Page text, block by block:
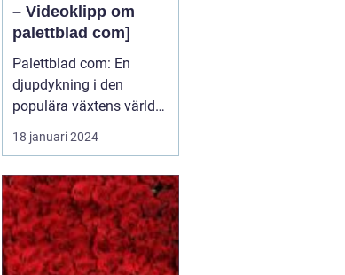
– Videoklipp om
palettblad com]
Palettblad com: En
djupdykning i den
populära växtens värld
Översikt över palettblad
com Palettblad com är
riktar sig till
växtentusiaster och
trädgårdsälskare över
hela världen. Det
18 januari 2024